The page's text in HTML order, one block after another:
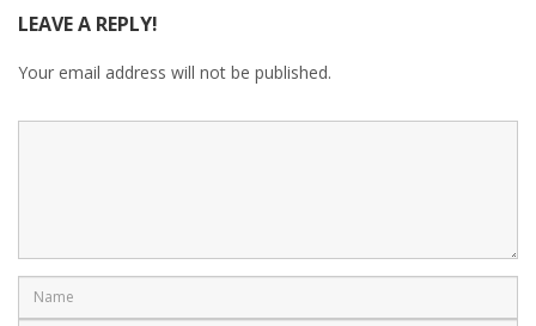
LEAVE A REPLY!
Your email address will not be published.